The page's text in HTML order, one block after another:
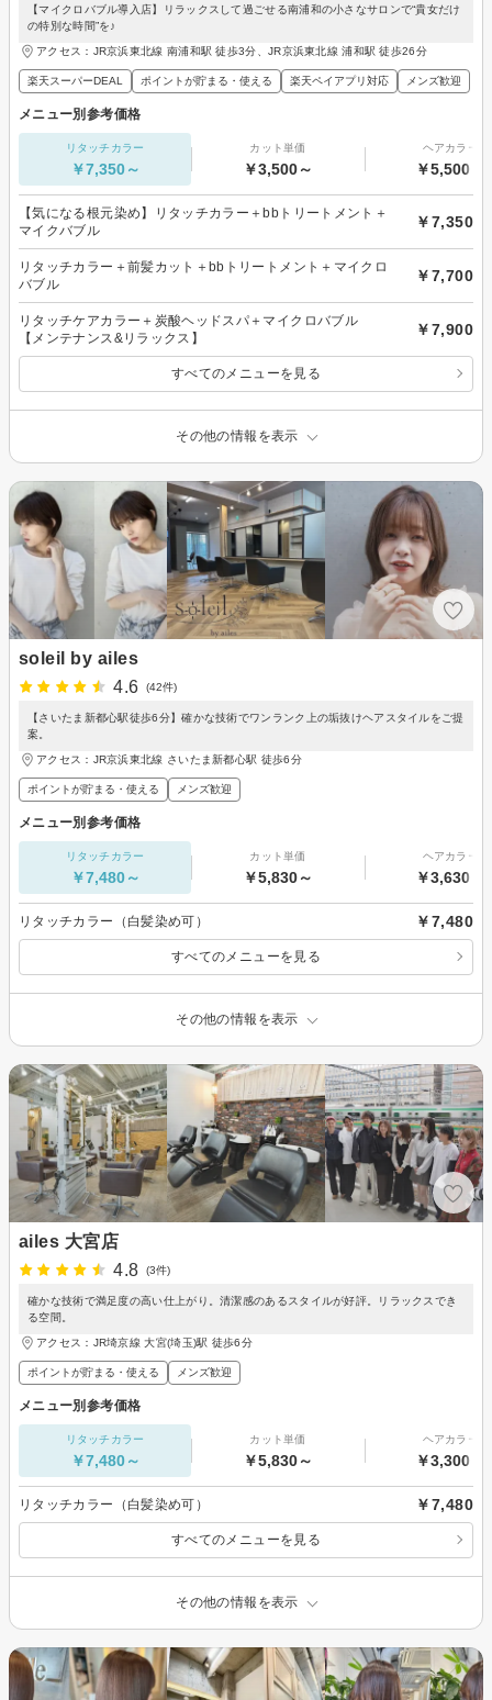
【マイクロバブル導入店】リラックスして過ごせる南浦和の小さなサロンで“貴女だけ
の特別な時間”を♪
アクセス：JR京浜東北線 南浦和駅 徒歩3分、JR京浜東北線 浦和駅 徒歩26分
楽天スーパーDEAL ポイントが貯まる・使える 楽天ペイアプリ対応 メンズ歓迎
メニュー別参考価格
リタッチカラー
￥7,350～
カット単価
￥3,500～
ヘアカラー
￥5,500～
【気になる根元染め】リタッチカラー＋bbトリートメント＋
マイクバブル
￥7,350
リタッチカラー＋前髪カット＋bbトリートメント＋マイクロ
バブル
￥7,700
リタッチケアカラー＋炭酸ヘッドスパ＋マイクロバブル
【メンテナンス&リラックス】
￥7,900
すべてのメニューを見る
その他の情報を表示
soleil by ailes
4.6
(42件)
【さいたま新都心駅徒歩6分】確かな技術でワンランク上の垢抜けヘアスタイルをご提
案。
アクセス：JR京浜東北線 さいたま新都心駅 徒歩6分
ポイントが貯まる・使える メンズ歓迎
メニュー別参考価格
リタッチカラー
￥7,480～
カット単価
￥5,830～
ヘアカラー
￥3,630～
リタッチカラー（白髪染め可） ￥7,480
すべてのメニューを見る
その他の情報を表示
ailes 大宮店
4.8
(3件)
確かな技術で満足度の高い仕上がり。清潔感のあるスタイルが好評。リラックスでき
る空間。
アクセス：JR埼京線 大宮(埼玉)駅 徒歩6分
ポイントが貯まる・使える メンズ歓迎
メニュー別参考価格
リタッチカラー
￥7,480～
カット単価
￥5,830～
ヘアカラー
￥3,300～
リタッチカラー（白髪染め可） ￥7,480
すべてのメニューを見る
その他の情報を表示